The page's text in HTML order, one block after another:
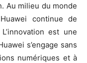
Au milieu du monde
continue de
est une
s’engage sans
numériques et à